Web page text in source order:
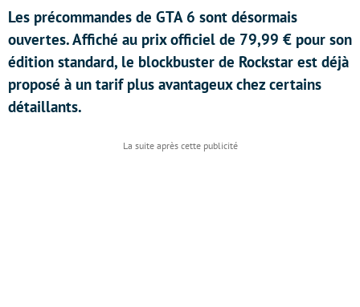
Les précommandes de GTA 6 sont désormais
ouvertes. Affiché au prix officiel de 79,99 € pour son
édition standard, le blockbuster de Rockstar est déjà
proposé à un tarif plus avantageux chez certains
détaillants.